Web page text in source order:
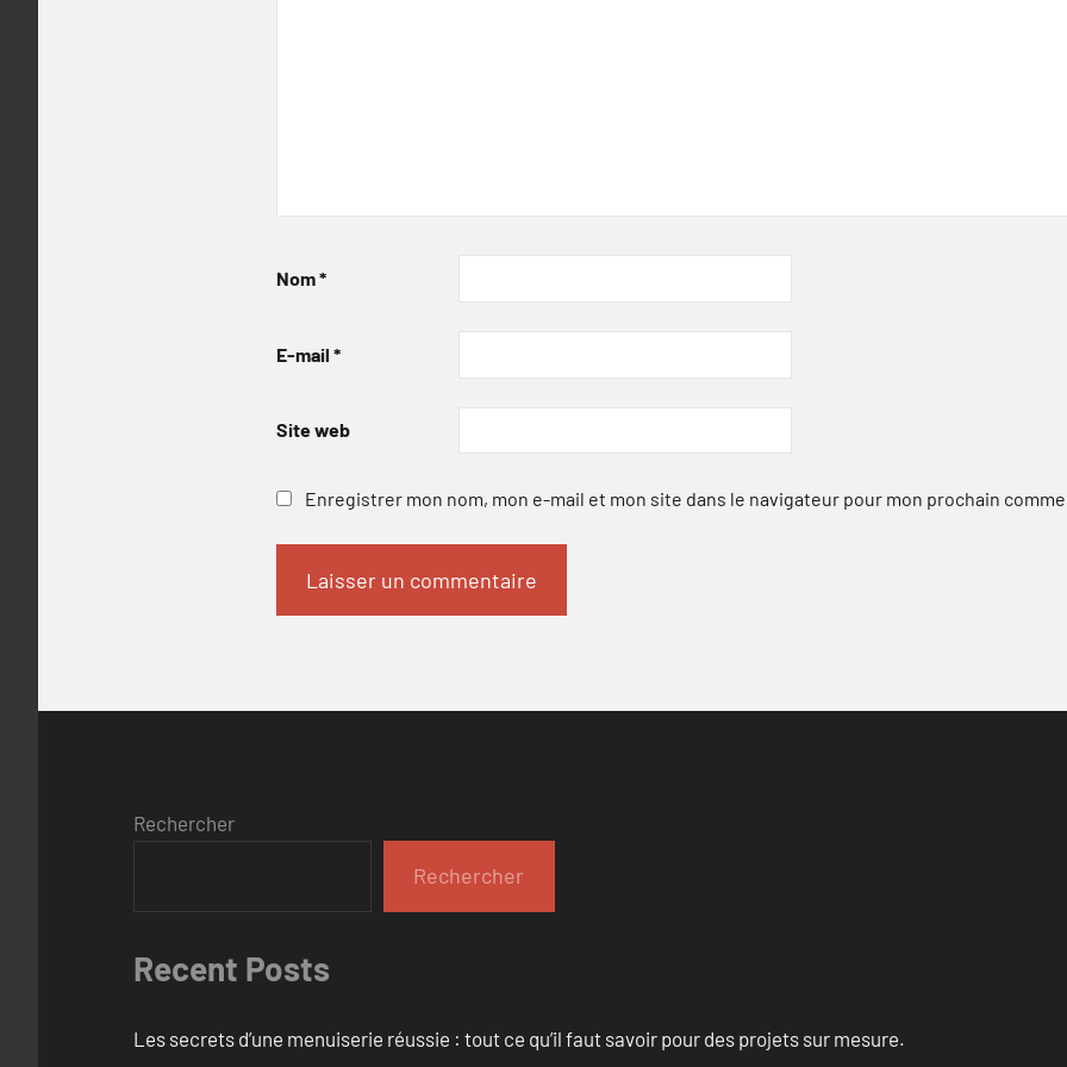
Nom*
E-mail *
Site web
Enregistrer mon nom, mon e-mail et mon site dans le navigateur pour mon prochain
Rechercher
Rechercher
Recent Posts
Les secrets d’une menuiserie réussie : tout ce qu’il faut savoir pour des projets sur mesure.